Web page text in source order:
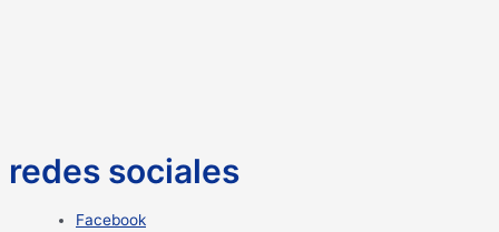
redes sociales
Facebook